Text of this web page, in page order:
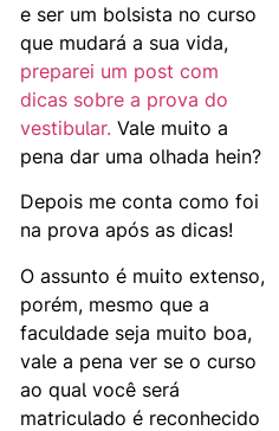
e ser um bolsista no curso
que mudará a sua vida,
preparei um post com
dicas sobre a prova do
vestibular.Vale muito a
pena dar uma olhada hein?
Depois me conta como foi
na prova após as dicas!
O assunto é muito extenso,
porém, mesmo que a
faculdade seja muito boa,
vale a pena ver se o curso
ao qual você será
matriculado é reconhecido